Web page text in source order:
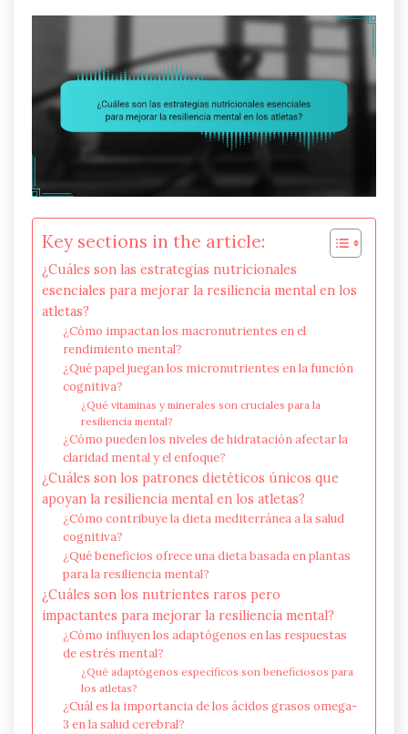
Key sections in the article:
¿Cuáles son las estrategias nutricionales
esenciales para mejorar la resiliencia mental en los
atletas?
¿Cómo impactan los macronutrientes en el
rendimiento mental?
¿Qué papel juegan los micronutrientes en la función
cognitiva?
¿Qué vitaminas y minerales son cruciales para la
resiliencia mental?
¿Cómo pueden los niveles de hidratación afectar la
claridad mental y el enfoque?
¿Cuáles son los patrones dietéticos únicos que
apoyan la resiliencia mental en los atletas?
¿Cómo contribuye la dieta mediterránea a la salud
cognitiva?
¿Qué beneficios ofrece una dieta basada en plantas
para la resiliencia mental?
¿Cuáles son los nutrientes raros pero
impactantes para mejorar la resiliencia mental?
¿Cómo influyen los adaptógenos en las respuestas
de estrés mental?
¿Qué adaptógenos específicos son beneficiosos para
los atletas?
¿Cuál es la importancia de los ácidos grasos omega-
3 en la salud cerebral?